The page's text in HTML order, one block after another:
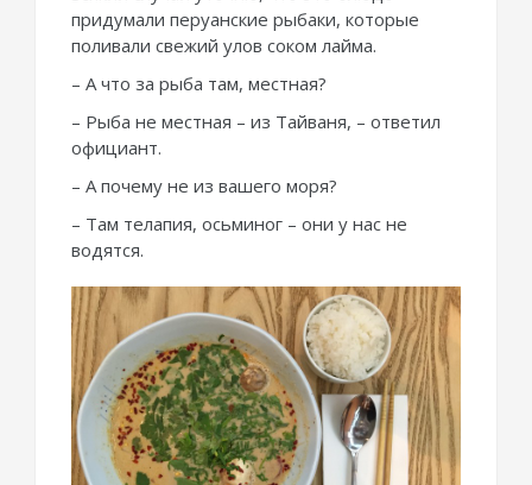
придумали перуанские рыбаки, которые
поливали свежий улов соком лайма.
– А что за рыба там, местная?
– Рыба не местная – из Тайваня, – ответил
официант.
– А почему не из вашего моря?
– Там телапия, осьминог – они у нас не
водятся.